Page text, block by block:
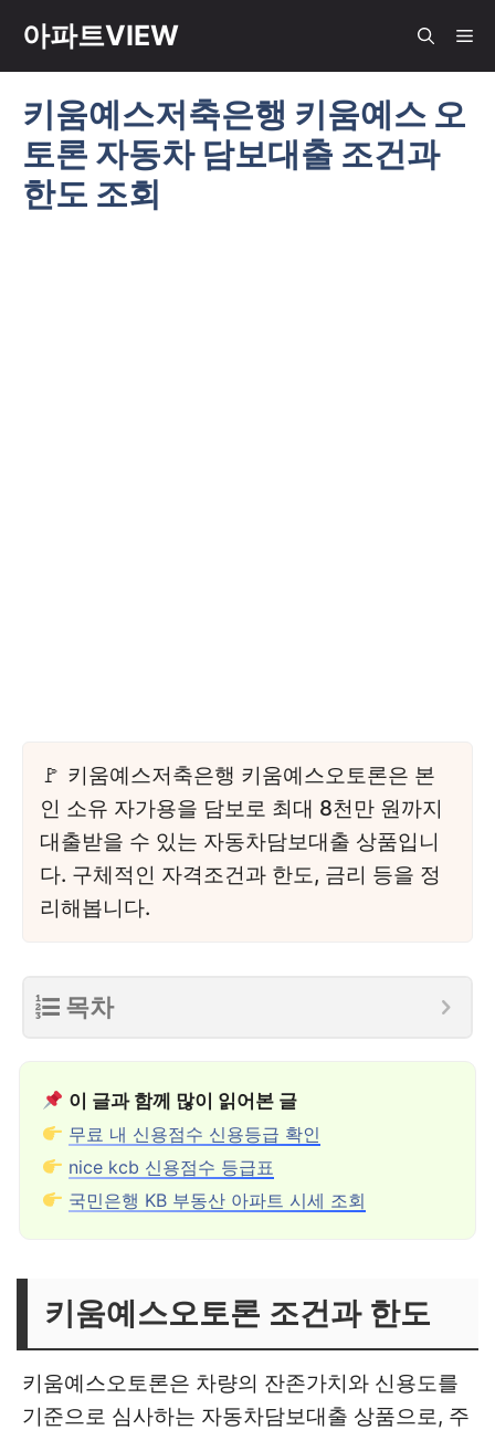
아파트VIEW 메
키움예스저축은행 키움예스 오
토론 자동차 담보대출 조건과
한도 조회
키움예스저축은행 키움예스오토론은 본
인 소유 자가용을 담보로 최대 8천만 원까지
대출받을 수 있는 자동차담보대출 상품입니
다. 구체적인 자격조건과 한도, 금리 등을 정
리해봅니다.
목차
이 글과 함께 많이 읽어본 글
무료 내 신용점수 신용등급 확인
nice kcb 신용점수 등급표
국민은행 KB 부동산 아파트 시세 조회
키움예스오토론 조건과 한도
키움예스오토론은 차량의 잔존가치와 신용도를
기준으로 심사하는 자동차담보대출 상품으로, 주